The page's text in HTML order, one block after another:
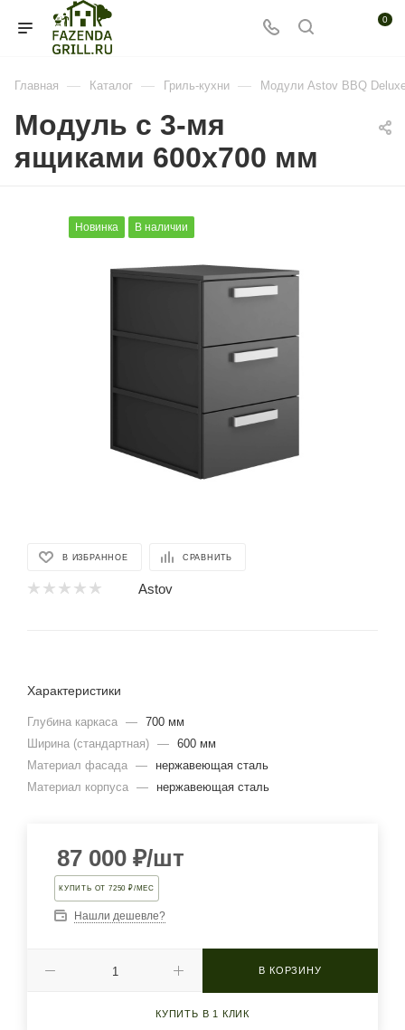
0
Главная — Каталог — Гриль-кухни — Модули Astov BBQ
Модуль с 3-мя
ящиками 600х700 мм
Новинка В наличии
В ИЗБРАННОЕ СРАВНИТЬ
Astov
Характеристики
Глубина каркаса — 700 мм
Ширина (стандартная) — 600 мм
Материал фасада —
нержавеющая сталь
Материал корпуса — нержавеющая сталь
87 000 ₽/шт
КУПИТЬ ОТ 7250 ₽/МЕС
Нашли дешевле?
В КОРЗИНУ
КУПИТЬ В 1 КЛИК